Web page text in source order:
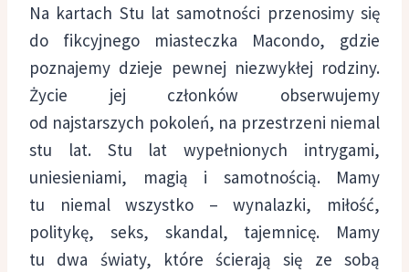
Na kartach Stu lat samotności przenosimy się
do fikcyjnego miasteczka Macondo, gdzie
poznajemy dzieje pewnej niezwykłej rodziny.
Życie jej członków obserwujemy
od najstarszych pokoleń, na przestrzeni niemal
stu lat. Stu lat wypełnionych intrygami,
uniesieniami, magią i samotnością. Mamy
tu niemal wszystko – wynalazki, miłość,
politykę, seks, skandal, tajemnicę. Mamy
tu dwa światy, które ścierają się ze sobą